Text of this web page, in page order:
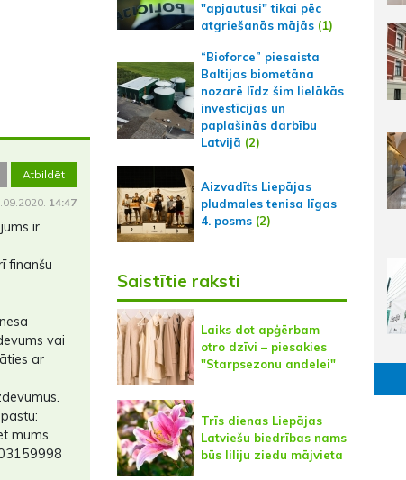
Atbildēt
14:47
ir
finanšu
vai
ar
mums
"apjautusi" tikai pēc
atgriešanās mājās(1)
“Bioforce” piesaista
Baltijas biometāna
nozarē līdz šim lielākās
investīcijas un
paplašinās darbību
Latvijā (2)
Aizvadīts Liepājas
pludmales tenisa līgas
4. posms(2)
Saistītie raksti
Laiks dot apģērbam
otro dzīvi – piesakies
"Starpsezonu andelei"
Trīs dienas Liepājas
Latviešu biedrības nams
būs liliju ziedu mājvieta